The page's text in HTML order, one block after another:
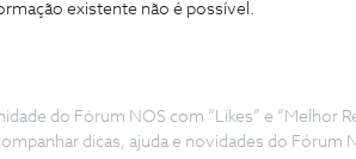
existente não é possível.
do Fórum NOS com “Likes” e “Melhor
dicas, ajuda e novidades do Fórum